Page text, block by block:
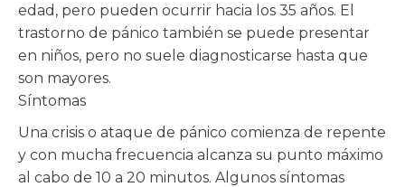
edad, pero pueden ocurrir hacia los 35 años. El
trastorno de pánico también se puede presentar
en niños, pero no suele diagnosticarse hasta que
son mayores.
Síntomas
Una crisis o ataque de pánico comienza de repente
y con mucha frecuencia alcanza su punto máximo
al cabo de 10 a 20 minutos. Algunos síntomas